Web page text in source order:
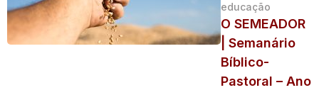
educação
O SEMEADOR
| Semanário
Bíblico-
Pastoral – Ano